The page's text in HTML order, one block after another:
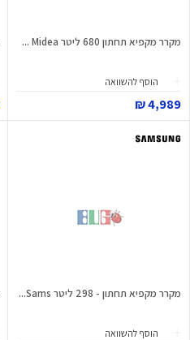
מקרר מקפיא תחתון 680 ליטר Midea ...
הוסף להשוואה
4,989 ₪
מקרר מקפיא תחתון - 298 ליטר Sams...
הוסף להשוואה